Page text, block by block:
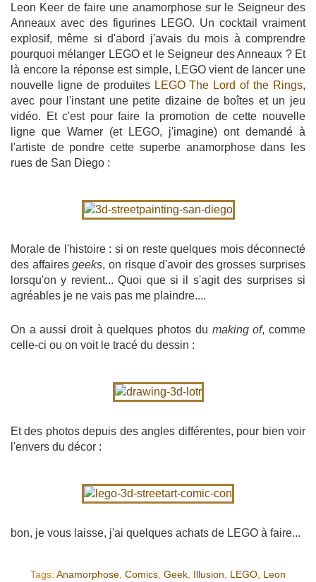
Leon Keer de faire une anamorphose sur le Seigneur des
Anneaux avec des figurines LEGO. Un cocktail vraiment
explosif, même si d'abord j'avais du mois à comprendre
pourquoi mélanger LEGO et le Seigneur des Anneaux ? Et
là encore la réponse est simple, LEGO vient de lancer une
nouvelle ligne de produites LEGO The Lord of the Rings,
avec pour l'instant une petite dizaine de boîtes et un jeu
vidéo. Et c'est pour faire la promotion de cette nouvelle
ligne que Warner (et LEGO, j'imagine) ont demandé à
l'artiste de pondre cette superbe anamorphose dans les
rues de San Diego :
Morale de l'histoire : si on reste quelques mois déconnecté
des affairesgeeks, on risque d'avoir des grosses surprises
lorsqu'on y revient... Quoi que si il s'agit des surprises si
agréables je ne vais pas me plaindre....
On a aussi droit à quelques photos du making of, comme
celle-ci ou on voit le tracé du dessin :
Et des photos depuis des angles différentes, pour bien voir
l'envers du décor :
bon, je vous laisse, j'ai quelques achats de LEGO à faire...
Tags: Anamorphose Comics Geek Illusion LEGO Leon